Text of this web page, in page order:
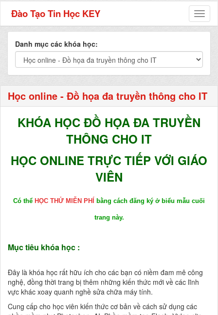
Đào Tạo Tin Học KEY
Danh mục các khóa học:
Học online - Đồ họa đa truyền thông cho IT
KHÓA HỌC ĐỒ HỌA ĐA TRUYỀN
THÔNG CHO IT
HỌC ONLINE TRỰC TIẾP VỚI GIÁO
VIÊN
Có thể HỌC THỬ MIỄN PHÍ bằng cách đăng ký ở biểu mẫu cuối
trang này.
Mục tiêu khóa học :
Đây là khóa học rất hữu ích cho các bạn có niềm đam mê công
nghệ, đồng thời trang bị thêm những kiến thức mới về các lĩnh
vực khác xoay quanh nghề sửa chữa máy tính.
Cung cấp cho học viên kiến thức cơ bản về cách sử dụng các